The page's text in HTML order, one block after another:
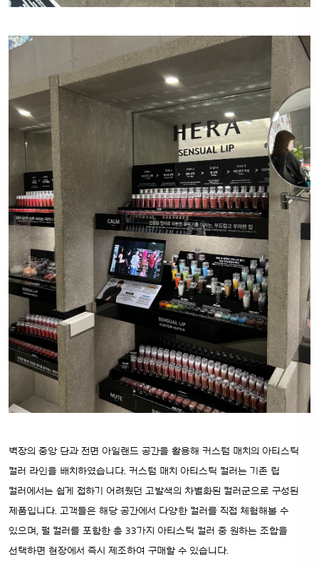
벽장의 중앙 단과 전면 아일랜드 공간을 활용해 커스텀 매치의 아티스틱
컬러 라인을 배치하였습니다. 커스텀 매치 아티스틱 컬러는 기존 립
컬러에서는 쉽게 접하기 어려웠던 고발색의 차별화된 컬러군으로 구성된
제품입니다. 고객들은 해당 공간에서 다양한 컬러를 직접 체험해볼 수
있으며, 펄 컬러를 포함한 총 33가지 아티스틱 컬러 중 원하는 조합을
선택하면 현장에서 즉시 제조하여 구매할 수 있습니다.